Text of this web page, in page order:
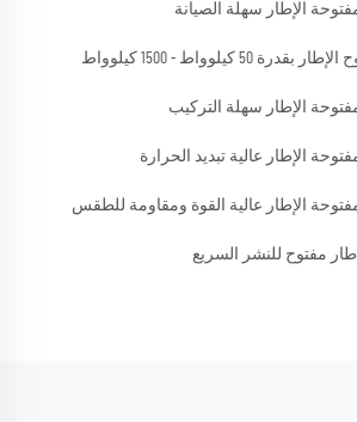
الإطار سهلة الصيانة
كيلوواط - 1500 كيلوواط
الإطار سهلة التركيب
الإطار عالية تبديد الحرارة
الإطار عالية القوة ومقاومة للطقس
مفتوح للنشر السريع